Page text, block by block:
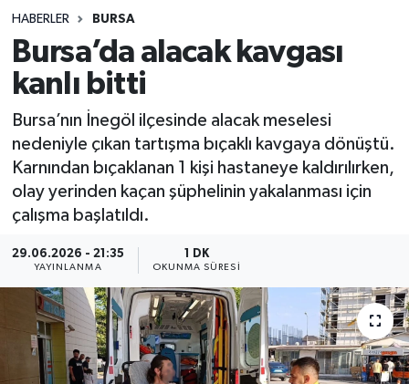
HABERLER BURSA
Bursa’da alacak kavgası
kanlı bitti
Bursa’nın İnegöl ilçesinde alacak meselesi
nedeniyle çıkan tartışma bıçaklı kavgaya dönüştü.
Karnından bıçaklanan 1 kişi hastaneye kaldırılırken,
olay yerinden kaçan şüphelinin yakalanması için
çalışma başlatıldı.
29.06.2026 - 21:35
YAYINLANMA
1 DK
OKUNMA SÜRESI
Spor
Teknoloji
Yaşam